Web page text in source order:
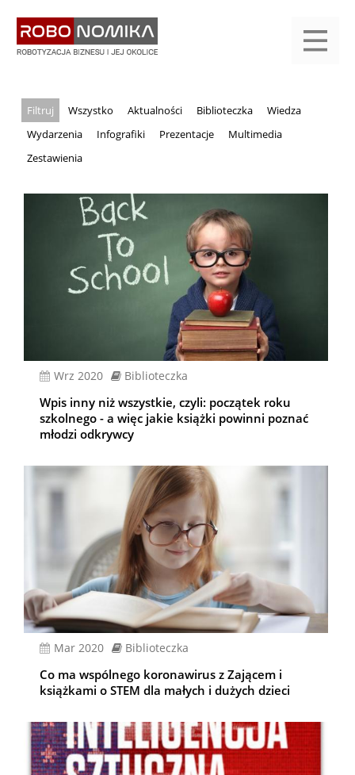
treści
yasne
main
menu
Wszystko
Aktualności Biblioteczka
Wiedza
Wydarzenia
Infografiki Prezentacje
Multimedia
Zestawienia
wrz 2020 Biblioteczka
Wpis inny niż wszystkie, czyli: początek roku
szkolnego - a więc jakie książki powinni poznać
młodzi odkrywcy
mar 2020 Biblioteczka
Co ma wspólnego koronawirus z Zającem i
książkami o STEM dla małych i dużych dzieci